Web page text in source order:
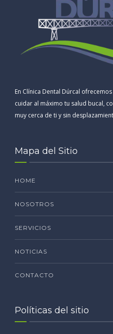
En Clínica Dental Dúrcal
cuidar al máximo tu salud bucal,
muy cerca de ti y sin
Mapa del Sitio
HOME
NOSOTROS
SERVICIOS
NOTICIAS
CONTACTO
Políticas del sitio